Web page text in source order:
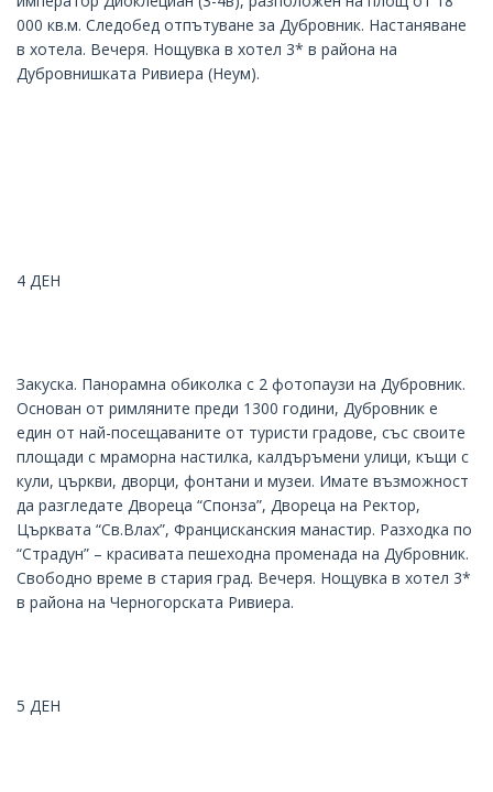
000 кв.м. Следобед отпътуване за Дубровник. Настаняване
в хотела. Вечеря. Нощувка в хотел 3* в района на
Дубровнишката Ривиера (Неум).
4 ДЕН
Закуска. Панорамна обиколка с 2 фотопаузи на Дубровник.
Основан от римляните преди 1300 години, Дубровник е
един от най-посещаваните от туристи градове, със своите
площади с мраморна настилка, калдъръмени улици, къщи с
кули, църкви, дворци, фонтани и музеи. Имате възможност
да разгледате Двореца “Спонза”, Двореца на Ректор,
Църквата “Св.Влах”, Францисканския манастир. Разходка по
“Страдун” – красивата пешеходна променада на Дубровник.
Свободно време в стария град. Вечеря. Нощувка в хотел 3*
в района на Черногорската Ривиера.
5 ДЕН